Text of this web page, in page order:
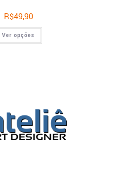
R$49,90
Ver opções